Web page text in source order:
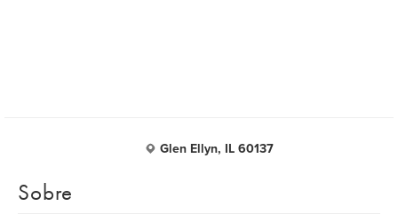
Glen Ellyn, IL 60137
Sobre